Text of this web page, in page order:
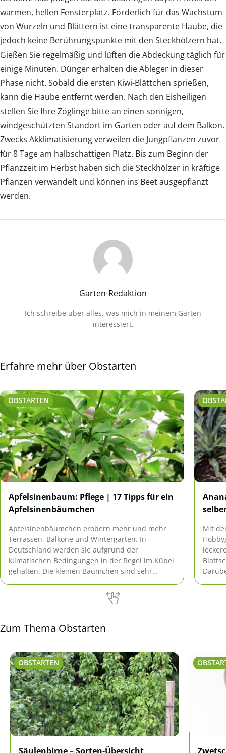
warmen, hellen Fensterplatz. Förderlich für das Wachstum
von Wurzeln und Blättern ist eine transparente Haube, die
jedoch keine Berührungspunkte mit den Steckhölzern hat.
Gießen Sie regelmäßig und lüften die Abdeckung täglich für
einige Minuten. Dünger erhalten die Ableger in dieser
Phase nicht. Sobald die ersten Kiwi-Blättchen sprießen,
kann die Haube entfernt werden. Nach den Eisheiligen
stellen Sie Ihre Zöglinge bitte an einen sonnigen,
windgeschützten Standort im Garten oder auf dem Balkon.
Zwecks Akklimatisierung verweilen die Jungpflanzen zuvor
für 8 Tage am halbschattigen Platz. Bis zum Beginn der
Pflanzzeit im Herbst haben sich die Steckhölzer in kräftige
Pflanzen verwandelt und können ins Beet ausgepflanzt
werden.
Garten-Redaktion
Ich schreibe über alles, was mich in meinem Garten
interessiert.
Erfahre mehr über Obstarten
OBSTARTEN
Apfelsinenbaum: Pflege | 17 Tipps für ein
Apfelsinenbäumchen
Apfelsinenbäumchen erobern mehr und mehr
Terrassen, Balkone und Wintergärten. In
Deutschland werden sie aufgrund der
klimatischen Bedingungen in der Regel im Kübel
gehalten. Die kleinen Bäumchen sind sehr
Bedingungen können sogar Früchte geerntet
Mit
Zum Thema Obstarten
OBSTARTEN